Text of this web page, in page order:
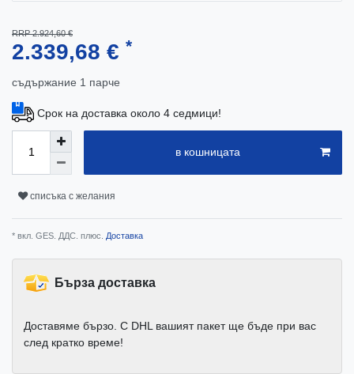
RRP 2.924,60 €
2.339,68 € *
съдържание 1 парче
Срок на доставка около 4 седмици!
в кошницата
списъка с желания
* вкл. GES. ДДС. плюс. Доставка
Бърза доставка
Доставяме бързо. С DHL вашият пакет ще бъде при вас
след кратко време!